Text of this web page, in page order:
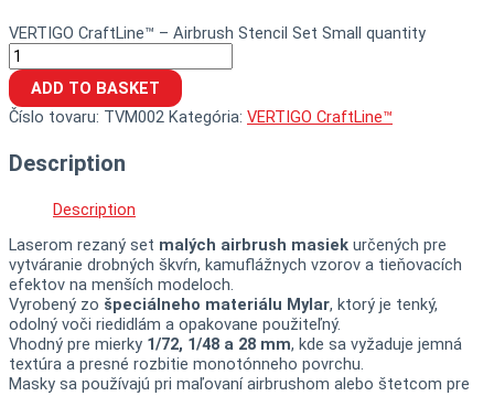
VERTIGO CraftLine™ – Airbrush Stencil Set Small quantity
ADD TO BASKET
Číslo tovaru: TVM002 Kategória: VERTIGO CraftLine™
Description
Description
Laserom rezaný set malých airbrush masiek určených pre
vytváranie drobných škvŕn, kamuflážnych vzorov a tieňovacích
efektov na menších modeloch.
Vyrobený zo špeciálneho materiálu Mylar, ktorý je tenký,
odolný voči riedidlám a opakovane použiteľný.
Vhodný pre mierky 1/72, 1/48 a 28 mm, kde sa vyžaduje jemná
textúra a presné rozbitie monotónneho povrchu.
Masky sa používajú pri maľovaní airbrushom alebo štetcom pre